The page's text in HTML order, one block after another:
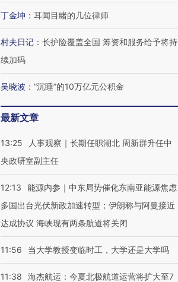
丁金坤 ： 耳闻目睹的几位律师
村夫日记 ： 长护险覆盖全国 筹资和服务给予将持
续加码
吴晓波 ： “沉睡”的10万亿元公积金
最新文章
13:25
人事观察｜长期任职湖北 周新群升任中
央政研室副主任
12:13
能源内参｜中东局势催化东南亚能源焦虑
多国出台光伏新政加速转型；伊朗称与阿曼接近
达成协议 海峡现有两条航道将关闭
11:56 当大学教授变临时工，大学还是大学吗
11:38
海杰航运：今夏北极航道运营将扩大至7